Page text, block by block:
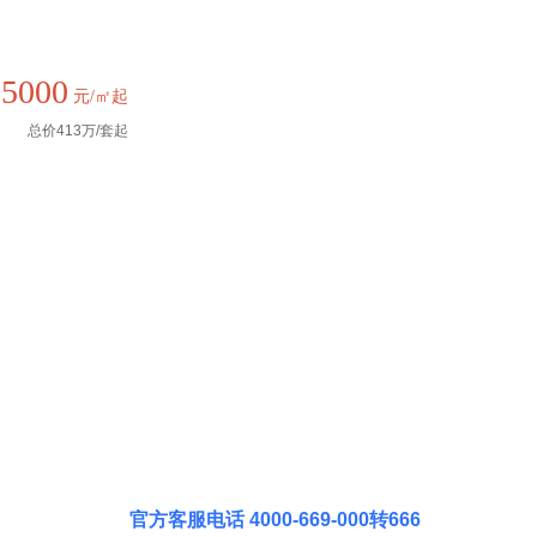
元/㎡起
总价413万/套起
官方客服电话 4000-669-000转666